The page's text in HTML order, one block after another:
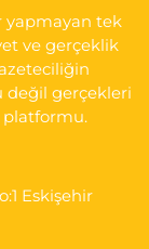
yapmayan tek
ve gerçeklik
değil gerçekleri
platformu.
Eskişehir